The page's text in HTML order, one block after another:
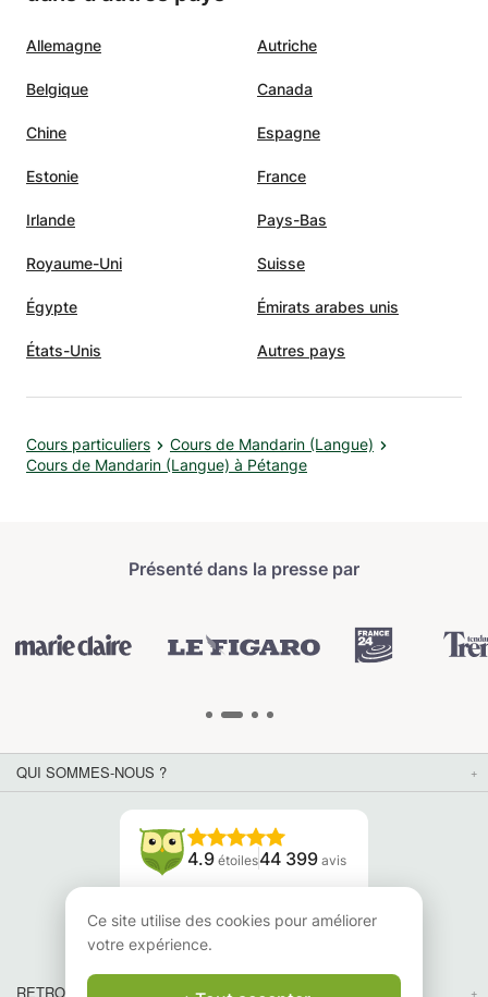
Allemagne Autriche
Belgique Canada
Chine Espagne
Estonie France
Irlande Pays-Bas
Royaume-Uni Suisse
Égypte Émirats arabes unis
États-Unis Autres pays
Cours particuliers
Cours de Mandarin (Langue)
Cours de Mandarin (Langue) à Pétange
Présenté dans la presse par
QUI SOMMES-NOUS ?
4.9 étoiles44 399 avis
Lisez nos avis
RETROUVEZ-NOUS
Ce site utilise des cookies pour améliorer
votre expérience.